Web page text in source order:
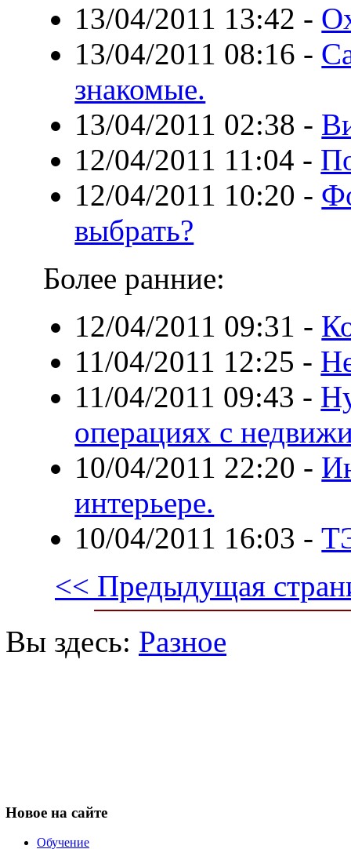
13/04/2011 13:42 -
13/04/2011 08:16 -
знакомые.
13/04/2011 02:38 -
12/04/2011 11:04 -
12/04/2011 10:20 -
выбрать?
Более ранние:
12/04/2011 09:31 -
11/04/2011 12:25 -
11/04/2011 09:43 -
операциях с
10/04/2011 22:20 -
интерьере.
10/04/2011 16:03 -
<< Предыдущая
Вы здесь: Разное
Новое на сайте
Обучение